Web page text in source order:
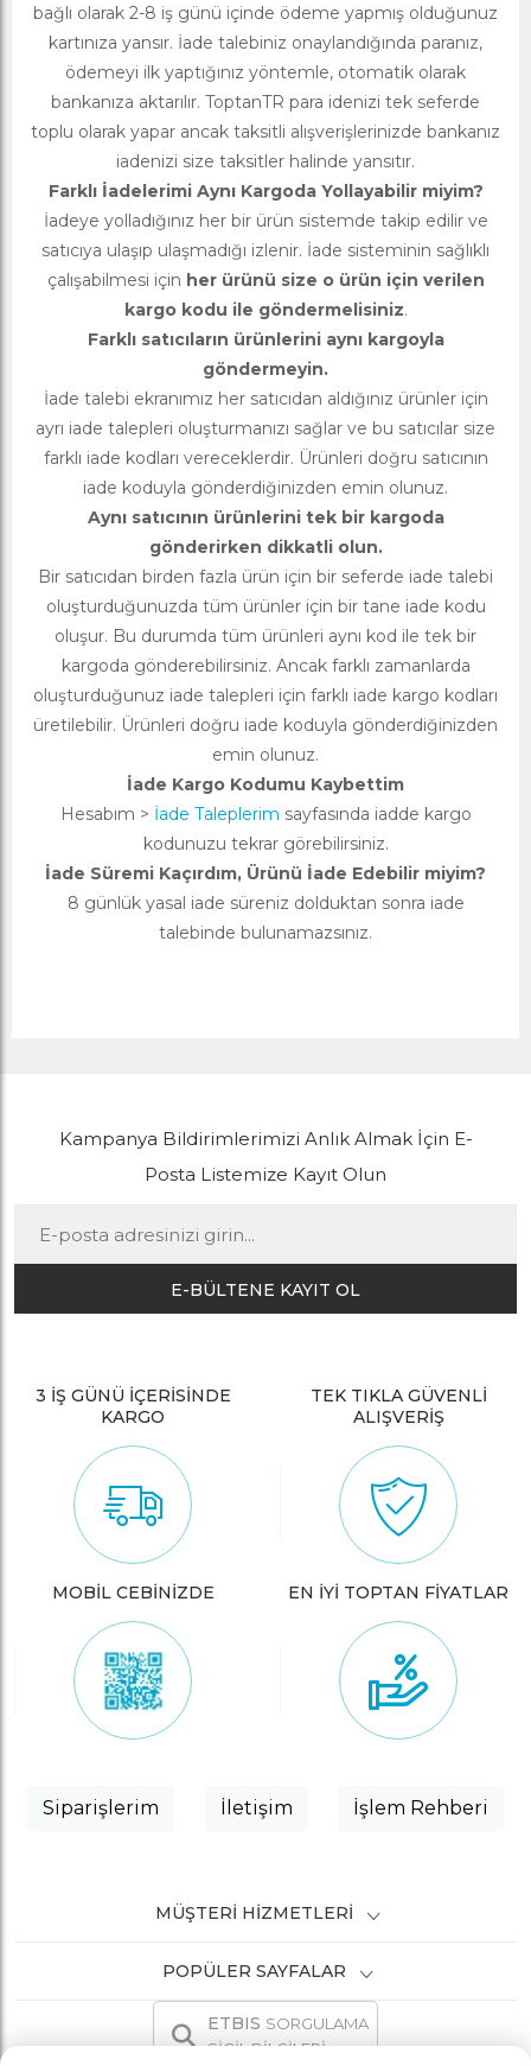
bağlı olarak 2-8 iş günü içinde ödeme yapmış olduğunuz
kartınıza yansır. İade talebiniz onaylandığında paranız,
ödemeyi ilk yaptığınız yöntemle, otomatik olarak
bankanıza aktarılır. ToptanTR para idenizi tek seferde
toplu olarak yapar ancak taksitli alışverişlerinizde bankanız
iadenizi size taksitler halinde yansıtır.
Farklı İadelerimi Aynı Kargoda Yollayabilir miyim?
İadeye yolladığınız her bir ürün sistemde takip edilir ve
satıcıya ulaşıp ulaşmadığı izlenir. İade sisteminin sağlıklı
çalışabilmesi için her ürünü size o ürün için verilen
kargo kodu ile göndermelisiniz.
Farklı satıcıların ürünlerini aynı kargoyla
göndermeyin.
İade talebi ekranımız her satıcıdan aldığınız ürünler için
ayrı iade talepleri oluşturmanızı sağlar ve bu satıcılar size
farklı iade kodları vereceklerdir. Ürünleri doğru satıcının
iade koduyla gönderdiğinizden emin olunuz.
Aynı satıcının ürünlerini tek bir kargoda
gönderirken dikkatli olun.
Bir satıcıdan birden fazla ürün için bir seferde iade talebi
oluşturduğunuzda tüm ürünler için bir tane iade kodu
oluşur. Bu durumda tüm ürünleri aynı kod ile tek bir
kargoda gönderebilirsiniz. Ancak farklı zamanlarda
oluşturduğunuz iade talepleri için farklı iade kargo kodları
üretilebilir. Ürünleri doğru iade koduyla gönderdiğinizden
emin olunuz.
İade Kargo Kodumu Kaybettim
Hesabım > İade Taleplerim sayfasında iadde kargo
kodunuzu tekrar görebilirsiniz.
İade Süremi Kaçırdım, Ürünü İade Edebilir miyim?
8 günlük yasal iade süreniz dolduktan sonra iade
talebinde bulunamazsınız.
Kampanya Bildirimlerimizi Anlık Almak İçin E-
Posta Listemize Kayıt Olun
E-BÜLTENE KAYIT OL
3 İŞ GÜNÜ İÇERİSİNDE
KARGO
TEK TIKLA GÜVENLİ
ALIŞVERİŞ
MOBİL CEBİNİZDE EN İYİ TOPTAN FİYATLAR
Siparişlerim İletişim İşlem Rehberi
MÜŞTERI HIZMETLERI
POPÜLER SAYFALAR
ETBIS SORGULAMA
SİCİL BİLGİLERİ